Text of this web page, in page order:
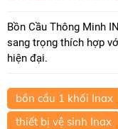
Bồn Cầu Thông Minh
sang trọng thích hợp
hiện đại.
bồn cầu 1 khối Inax
thiết bị vệ sinh Inax